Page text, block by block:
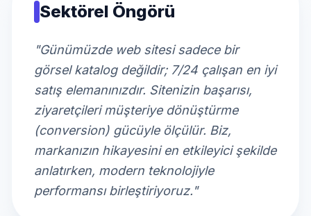
Sektörel Öngörü
"Günümüzde web sitesi sadece bir
görsel katalog değildir; 7/24 çalışan en iyi
satış elemanınızdır. Sitenizin başarısı,
ziyaretçileri müşteriye dönüştürme
(conversion) gücüyle ölçülür. Biz,
markanızın hikayesini en etkileyici şekilde
anlatırken, modern teknolojiyle
performansı birleştiriyoruz."